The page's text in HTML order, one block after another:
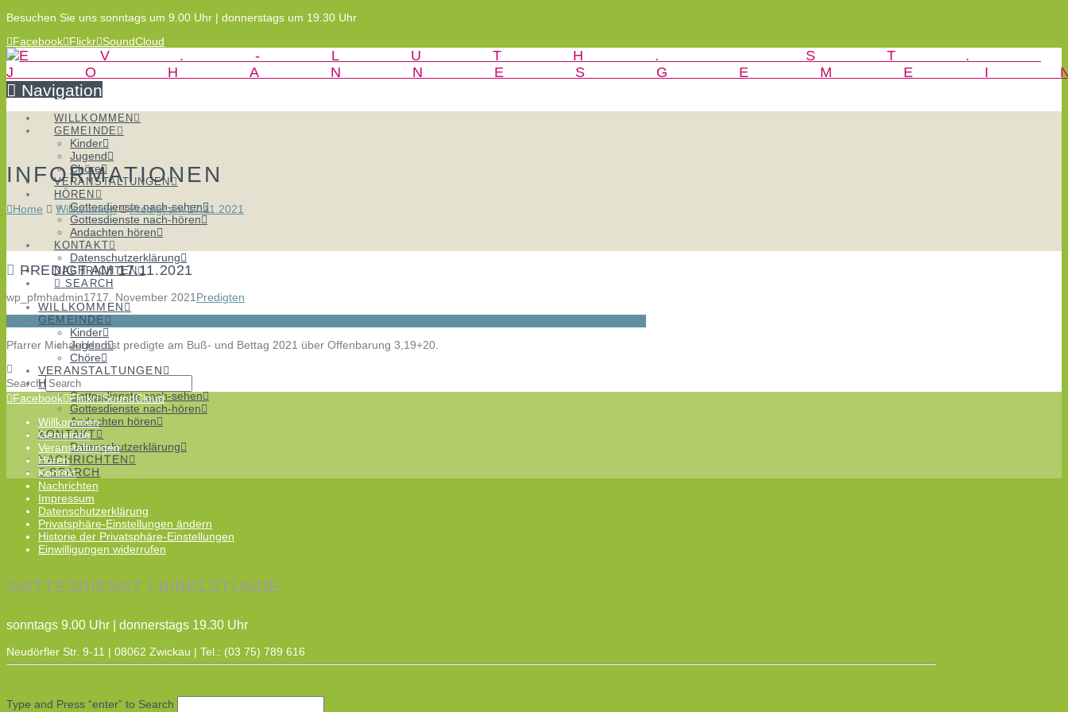
Besuchen Sie uns sonntags um 9.00 Uhr | donnerstags um 19.30 Uhr
Facebook Flickr SoundCloud
Navigation
WILLKOMMEN
GEMEINDE
Kinder
Jugend
Chöre
VERANSTALTUNGEN
HÖREN
Gottesdienste nach-sehen
Gottesdienste nach-hören
Andachten hören
KONTAKT
Datenschutzerklärung
NACHRICHTEN
SEARCH
WILLKOMMEN
GEMEINDE
Kinder
Jugend
Chöre
VERANSTALTUNGEN
HÖREN
Gottesdienste nach-sehen
Gottesdienste nach-hören
Andachten hören
KONTAKT
Datenschutzerklärung
NACHRICHTEN
SEARCH
INFORMATIONEN
Home Willkommen Predigt am 17.11.2021
PREDIGT AM 17.11.2021
wp_pfmhadmin1717. November 2021 Predigten
Pfarrer Michael Herbst predigte am Buß- und Bettag 2021 über Offenbarung 3,19+20.
Search
Facebook Flickr SoundCloud
Willkommen
Gemeinde
Veranstaltungen
Hören
Kontakt
Nachrichten
Impressum
Datenschutzerklärung
Privatsphäre-Einstellungen ändern
Historie der Privatsphäre-Einstellungen
Einwilligungen widerrufen
GOTTESDIENST | BIBELSTUNDE
sonntags 9.00 Uhr | donnerstags 19.30 Uhr
Neudörfler Str. 9-11 | 08062 Zwickau | Tel.: (03 75) 789 616
Type and Press “enter” to Search